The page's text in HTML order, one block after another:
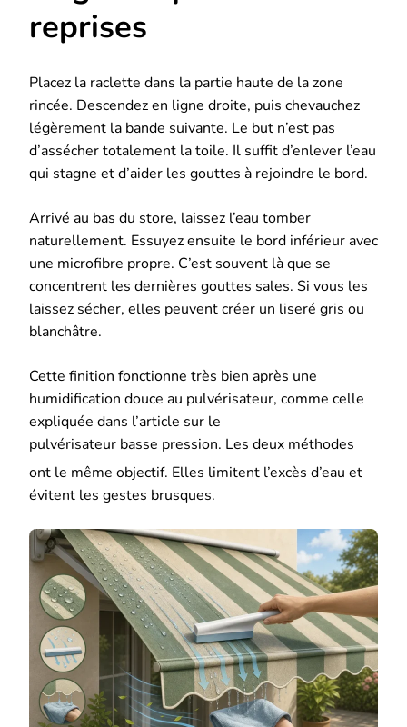
reprises
Placez la raclette dans la partie haute de la zone
rincée. Descendez en ligne droite, puis chevauchez
légèrement la bande suivante. Le but n’est pas
d’assécher totalement la toile. Il suffit d’enlever l’eau
qui stagne et d’aider les gouttes à rejoindre le bord.
Arrivé au bas du store, laissez l’eau tomber
naturellement. Essuyez ensuite le bord inférieur avec
une microfibre propre. C’est souvent là que se
concentrent les dernières gouttes sales. Si vous les
laissez sécher, elles peuvent créer un liseré gris ou
blanchâtre.
Cette finition fonctionne très bien après une
humidification douce au pulvérisateur, comme celle
expliquée dans l’article sur le
pulvérisateur basse pression. Les deux méthodes
ont le même objectif. Elles limitent l’excès d’eau et
évitent les gestes brusques.